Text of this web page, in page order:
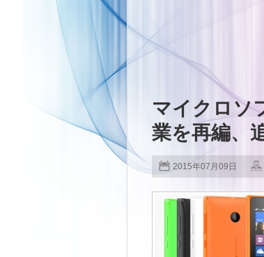
マイクロソ
業を再編、
2015年07月09日